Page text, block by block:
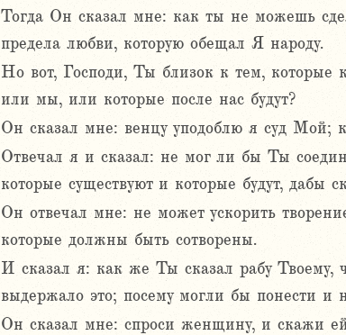
Тогда Он сказал мне: как ты не можешь
предела любви, которую обещал Я народу.
Но вот, Господи, Ты близок к тем, которые
или мы, или которые после нас будут?
Он сказал мне: венцу уподоблю я суд Мой;
Отвечал я и сказал: не мог ли бы Ты
которые существуют и которые будут, дабы
Он отвечал мне: не может ускорить
которые должны быть сотворены.
И сказал я: как же Ты сказал рабу Твоему,
выдержало это; посему могли бы понести и
Он сказал мне: спроси женщину, и скажи